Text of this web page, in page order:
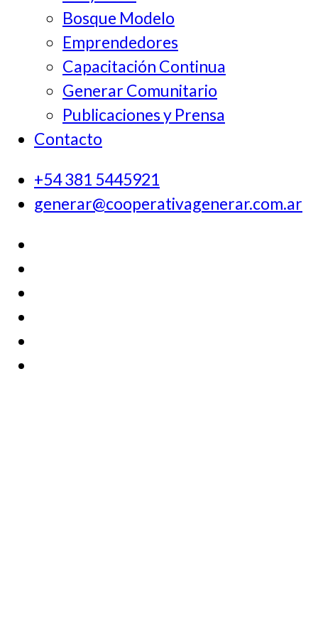
Bosque Modelo
Emprendedores
Capacitación Continua
Generar Comunitario
Publicaciones y Prensa
Contacto
+54 381 5445921
generar@cooperativagenerar.com.ar